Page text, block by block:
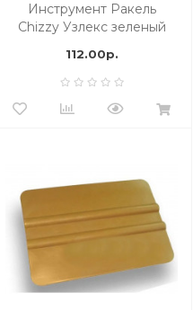
Инструмент Ракель
Chizzy Узлекс зеленый
112.00р.